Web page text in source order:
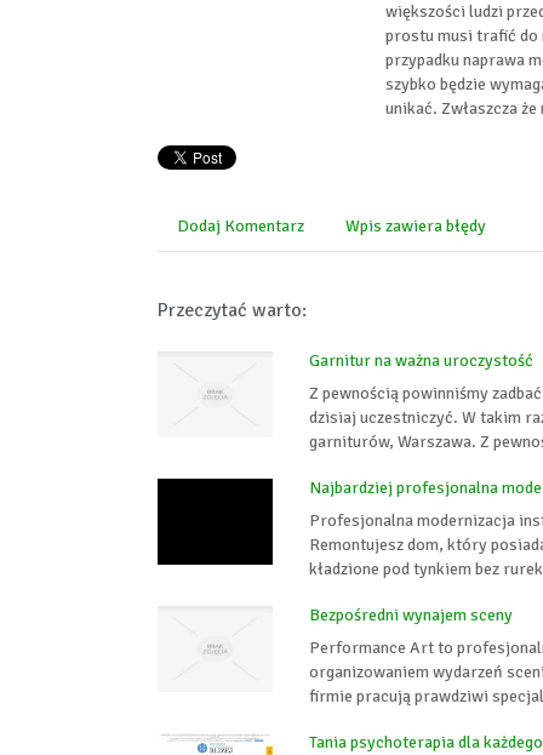
większości ludzi
prostu musi trafić do
przypadku naprawa
szybko będzie
unikać. Zwłaszcza
Dodaj Komentarz Wpis zawiera błędy
Przeczytać warto:
Garnitur na ważna uroczystość
Z pewnością powinniśmy
dzisiaj uczestniczyć. W takim
garniturów, Warszawa. Z
Najbardziej profesjonalna
Profesjonalna modernizacja
Remontujesz dom, który
kładzione pod tynkiem bez
Bezpośredni wynajem sceny
Performance Art to
organizowaniem wydarzeń
firmie pracują prawdziwi
Tania psychoterapia dla